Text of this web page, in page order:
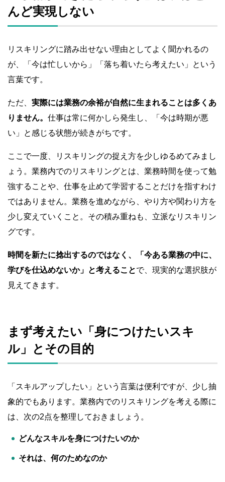
んど実現しない
リスキリングに踏み出せない理由としてよく聞かれるの
が、「今は忙しいから」「落ち着いたら考えたい」という
言葉です。
ただ、 実際には業務の余裕が自然に生まれることは多くあ
りません。 仕事は常に何かしら発生し、「今は時期が悪
い」と感じる状態が続きがちです。
ここで一度、リスキリングの捉え方を少しゆるめてみまし
ょう。業務内でのリスキリングとは、業務時間を使って勉
強することや、仕事を止めて学習することだけを指すわけ
ではありません。業務を進めながら、やり方や関わり方を
少し変えていくこと。その積み重ねも、立派なリスキリン
グです。
時間を新たに捻出するのではなく、「今ある業務の中に、
学びを仕込めないか」と考えることで、現実的な選択肢が
見えてきます。
まず考えたい「身につけたいスキ
ル」とその目的
「スキルアップしたい」という言葉は便利ですが、少し抽
象的でもあります。業務内でのリスキリングを考える際に
は、次の2点を整理しておきましょう。
どんなスキルを身につけたいのか
それは、何のためなのか